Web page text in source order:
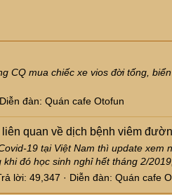
CQ mua chiếc xe vios đời tống,
Diễn đàn: Quán cafe Otofun
quan về dịch bệnh viêm
19 tại Việt Nam thì update
đó học sinh nghỉ hết tháng 2/
lời: 49,347 Diễn đàn: Quán cafe